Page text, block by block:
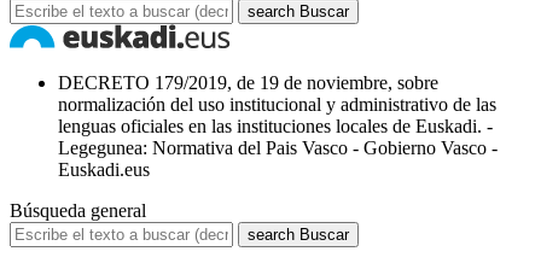
search Buscar
DECRETO 179/2019, de 19 de noviembre, sobre
normalización del uso institucional y administrativo de las
lenguas oficiales en las instituciones locales de Euskadi. -
Legegunea: Normativa del Pais Vasco - Gobierno Vasco -
Euskadi.eus
Búsqueda general
search Buscar